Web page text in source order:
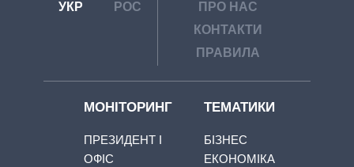
УКР РОС
ПРО НАС
КОНТАКТИ
ПРАВИЛА
МОНІТОРИНГ
ПРЕЗИДЕНТ І
ОФІС
ТЕМАТИКИ
БІЗНЕС
ЕКОНОМІКА